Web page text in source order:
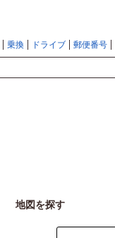
乗換 ドライブ 郵便番号
地図を探す